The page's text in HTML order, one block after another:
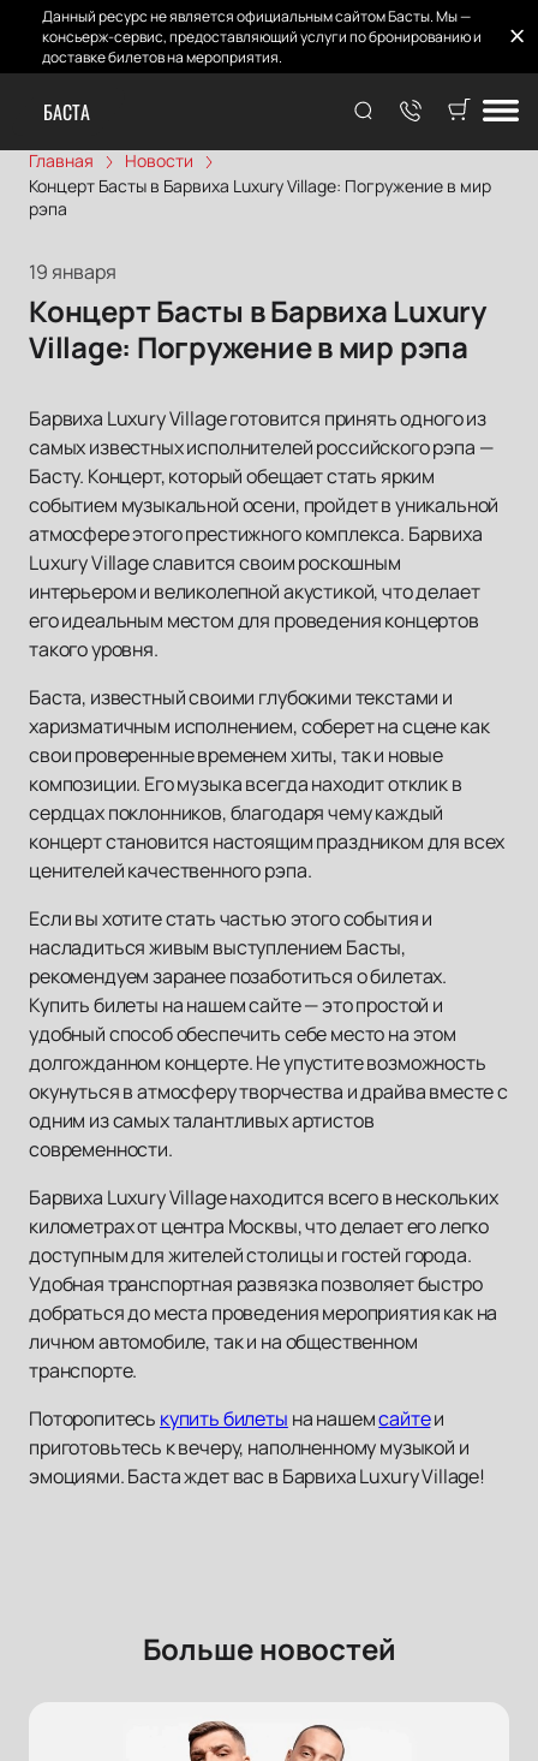
Данный ресурс не является официальным сайтом Басты. Мы —
консьерж-сервис, предоставляющий услуги по бронированию и
доставке билетов на мероприятия.
БАСТА
Главная
Новости
Концерт Басты в Барвиха Luxury Village: Погружение в мир
рэпа
19 января
Концерт Басты в Барвиха Luxury
Village: Погружение в мир рэпа
Барвиха Luxury Village готовится принять одного из
самых известных исполнителей российского рэпа —
Басту. Концерт, который обещает стать ярким
событием музыкальной осени, пройдет в уникальной
атмосфере этого престижного комплекса. Барвиха
Luxury Village славится своим роскошным
интерьером и великолепной акустикой, что делает
его идеальным местом для проведения концертов
такого уровня.
Баста, известный своими глубокими текстами и
харизматичным исполнением, соберет на сцене как
свои проверенные временем хиты, так и новые
композиции. Его музыка всегда находит отклик в
сердцах поклонников, благодаря чему каждый
концерт становится настоящим праздником для всех
ценителей качественного рэпа.
Если вы хотите стать частью этого события и
насладиться живым выступлением Басты,
рекомендуем заранее позаботиться о билетах.
Купить билеты на нашем сайте — это простой и
удобный способ обеспечить себе место на этом
долгожданном концерте. Не упустите возможность
окунуться в атмосферу творчества и драйва вместе с
одним из самых талантливых артистов
современности.
Барвиха Luxury Village находится всего в нескольких
километрах от центра Москвы, что делает его легко
доступным для жителей столицы и гостей города.
Удобная транспортная развязка позволяет быстро
добраться до места проведения мероприятия как на
личном автомобиле, так и на общественном
транспорте.
Поторопитесь купить билеты на нашемсайтеи
приготовьтесь к вечеру, наполненному музыкой и
эмоциями. Баста ждет вас в Барвиха Luxury Village!
Больше новостей